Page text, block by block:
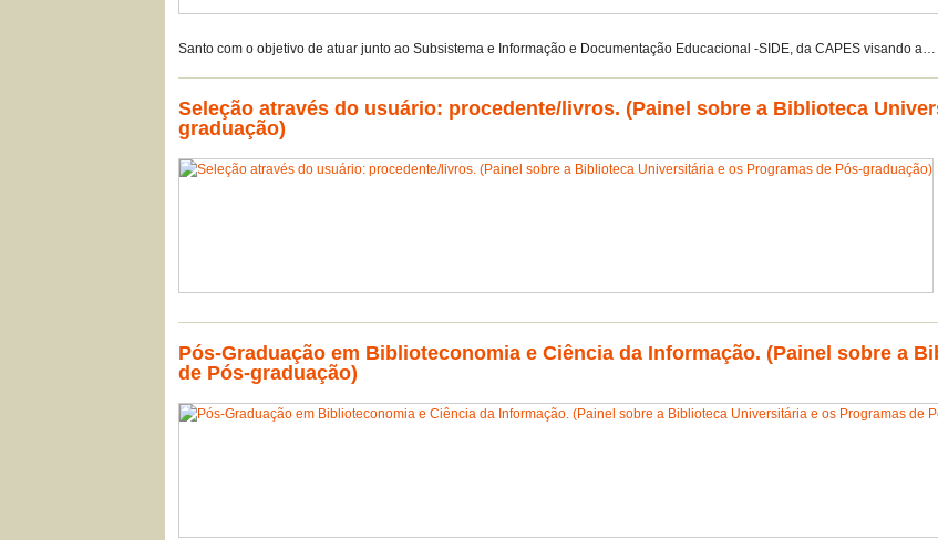
Santo com o objetivo de atuar junto ao Subsistema e Informação e Documentação Educacional -SIDE, da CAPES visando a…
Seleção através do usuário: procedente/livros. (Painel sobre a Biblioteca
graduação)
Pós-Graduação em Biblioteconomia e Ciência da Informação. (Painel sobre a
de Pós-graduação)